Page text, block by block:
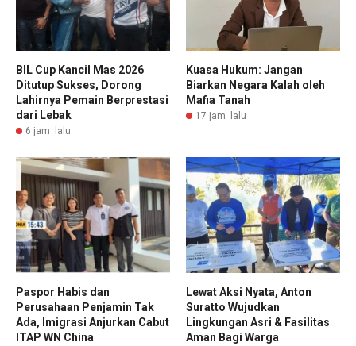
BIL Cup Kancil Mas 2026
Ditutup Sukses, Dorong
Lahirnya Pemain Berprestasi
dari Lebak
6 jam lalu
Kuasa Hukum: Jangan
Biarkan Negara Kalah oleh
Mafia Tanah
17 jam lalu
Paspor Habis dan
Perusahaan Penjamin Tak
Ada, Imigrasi Anjurkan Cabut
ITAP WN China
Lewat Aksi Nyata, Anton
Suratto Wujudkan
Lingkungan Asri & Fasilitas
Aman Bagi Warga